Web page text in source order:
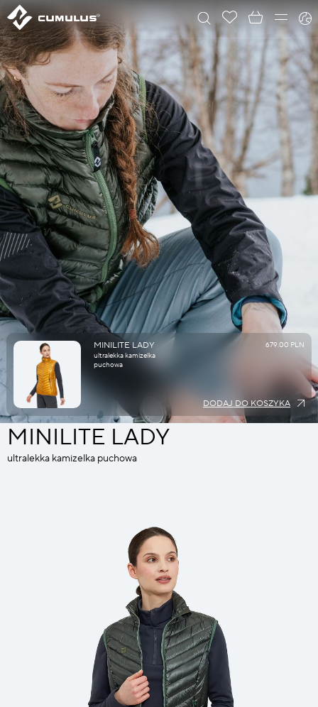
MINILITE LADY
ultralekka kamizelka
puchowa
679.00 PLN
DODAJ DO KOSZYKA
MINILITE LADY
ultralekka kamizelka puchowa